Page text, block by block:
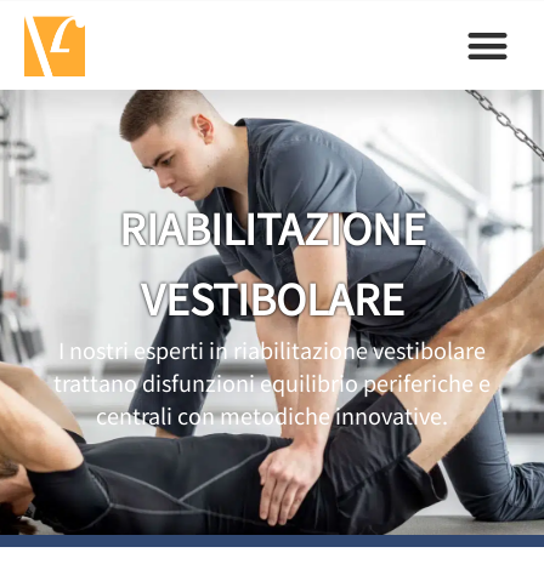
RIABILITAZIONE
VESTIBOLARE
I nostri esperti in riabilitazione vestibolare
trattano disfunzioni equilibrio periferiche e
centrali con metodiche innovative.